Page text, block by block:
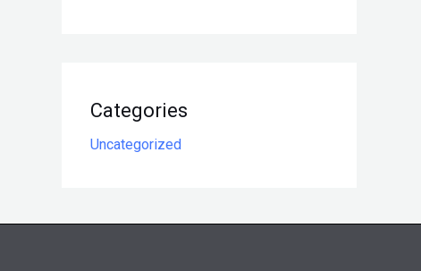
Categories
Uncategorized